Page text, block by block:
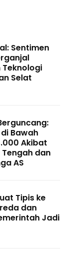
Sentimen
Teknologi
Selat
Bawah
Akibat
dan
AS
Tipis ke
dan
Jadi